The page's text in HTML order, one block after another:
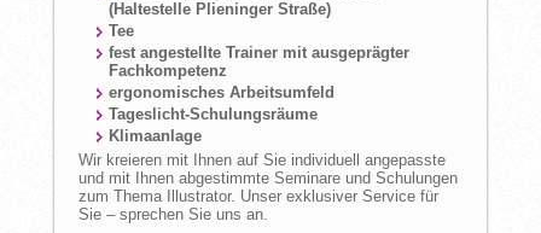
(Haltestelle Plieninger Straße)
Tee
fest angestellte Trainer mit ausgeprägter
Fachkompetenz
ergonomisches Arbeitsumfeld
Tageslicht-Schulungsräume
Klimaanlage
Wir kreieren mit Ihnen auf Sie individuell angepasste
und mit Ihnen abgestimmte Seminare und Schulungen
zum Thema Illustrator. Unser exklusiver Service für
Sie – sprechen Sie uns an.